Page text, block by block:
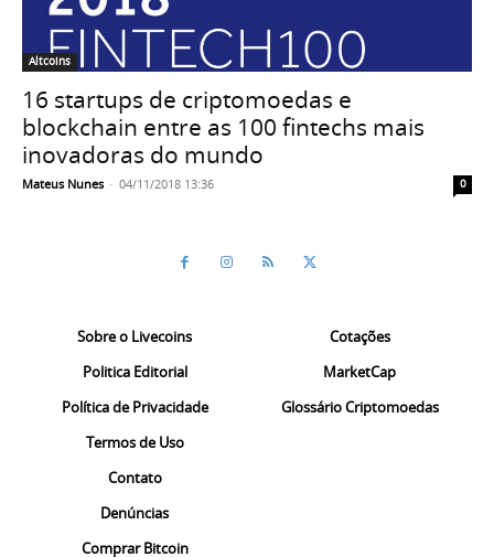
Altcoins
16 startups de criptomoedas e
blockchain entre as 100 fintechs mais
inovadoras do mundo
Mateus Nunes - 04/11/2018 13:36 0
Sobre o Livecoins
Politica Editorial
Política de Privacidade
Termos de Uso
Contato
Denúncias
Comprar Bitcoin
Cotações
MarketCap
Glossário Criptomoedas